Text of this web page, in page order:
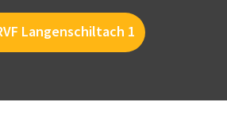
Langenschiltach 1